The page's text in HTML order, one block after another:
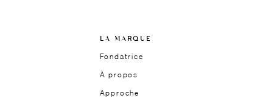
LA MARQUE
Fondatrice
À propos
Approche